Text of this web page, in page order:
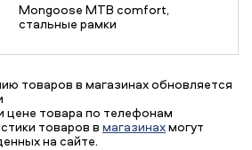
Mongoose MTB comfort,
стальные рамки
товаров в магазинах обновляется
цене товара по телефонам
товаров в магазинахмогут
на сайте.